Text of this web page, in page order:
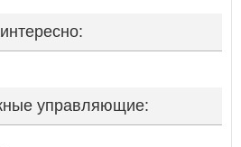
управляющие: